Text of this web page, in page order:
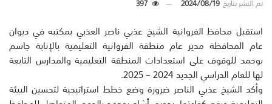
تم النشر بتاريخ2024/08/19
397
استقبل محافظ الفروانية الشيخ عذبي ناصر العذبي بمكتبه في ديوان
عام المحافظة مدير عام منطقة الفروانية التعليمية بالإنابة جاسم
بوحمد للوقوف على استعدادات المنطقة التعليمية والمدارس التابعة
لها للعام الدراسي الجديد 2024 – 2025.
وأكد الشيخ عذبي الناصر ضرورة وضع خطط استراتيجية لتحسين البيئة